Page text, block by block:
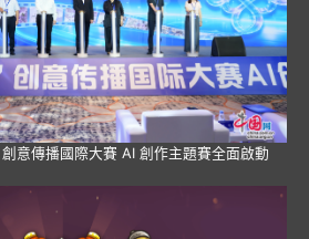
意傳播國際大賽 AI 創作主題賽全面啟動